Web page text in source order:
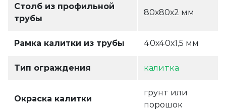
Столб из профильной
трубы
80х80х2 мм
Рамка калитки из трубы 40х40х1,5 мм
Тип ограждения калитка
Окраска калитки
грунт или
порошок